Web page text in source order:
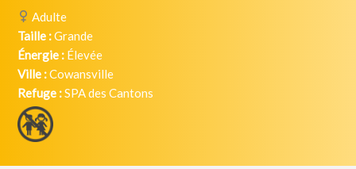
Adulte
Taille :Grande
Énergie : Élevée
Ville :Cowansville
Refuge :SPA des Cantons